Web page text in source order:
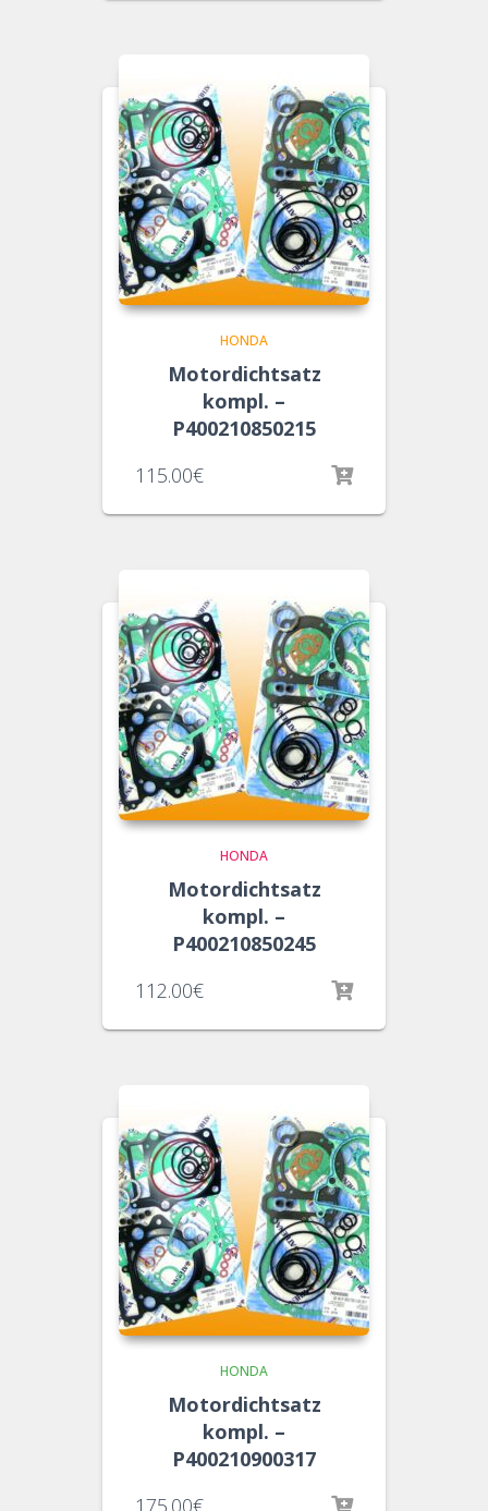
HONDA
Motordichtsatz
kompl. –
P400210850215
115.00€
HONDA
Motordichtsatz
kompl. –
P400210850245
112.00€
HONDA
Motordichtsatz
kompl. –
P400210900317
175.00€